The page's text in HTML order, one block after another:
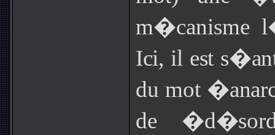
m�canisme
Ici, il est
du mot
de